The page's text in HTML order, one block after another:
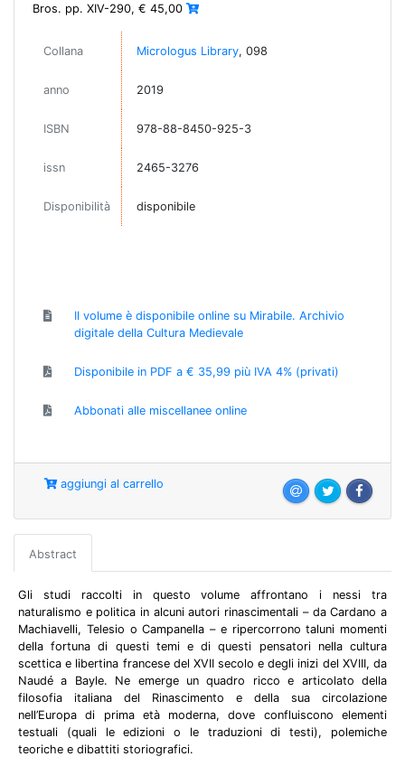
Bros. pp. XIV-290, € 45,00
Collana Micrologus Library, 098
anno 2019
ISBN 978-88-8450-925-3
issn 2465-3276
Disponibilità disponibile
Il volume è disponibile online su Mirabile. Archivio
digitale della Cultura Medievale
Disponibile in PDF a € 35,99 più IVA 4% (privati)
Abbonati alle miscellanee online
aggiungi al carrello
Abstract
Gli studi raccolti in questo volume affrontano i nessi tra
naturalismo e politica in alcuni autori rinascimentali – da Cardano a
Machiavelli, Telesio o Campanella – e ripercorrono taluni momenti
della fortuna di questi temi e di questi pensatori nella cultura
scettica e libertina francese del XVII secolo e degli inizi del XVIII, da
Naudé a Bayle. Ne emerge un quadro ricco e articolato della
filosofia italiana del Rinascimento e della sua circolazione
nell’Europa di prima età moderna, dove confluiscono elementi
testuali (quali le edizioni o le traduzioni di testi), polemiche
teoriche e dibattiti storiografici.